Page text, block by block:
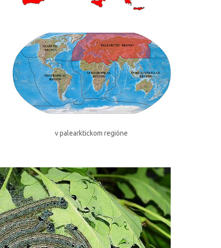
v palearktickom regióne